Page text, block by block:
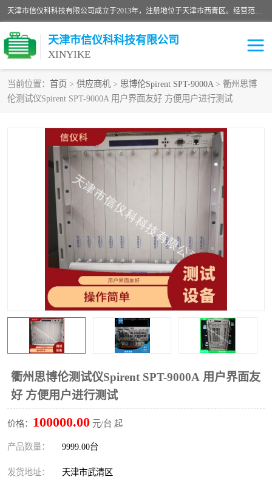
天津市信仪科科技有限公司成立于2013年，注册地位于天津市西青区。经营范围包括计算机软件、电子产品、仪器技术开发、技术转让、技术咨询、技术服务、网络工程、电子监控工程安装等；主要产品有：网络流量测试仪、Ixia XM2、XM12、XGS2、XGS12、400T、1600T、X16网络协议分析仪，Agilent N2X 等等各种型号，欢迎来电咨询。
天津市信仪科科技有限公司
XINYIKE
当前位置： 首页 > 供应商机 > 思博伦Spirent SPT-9000A > 衢州思博
伦测试仪Spirent SPT-9000A 用户界面友好 方便用户进行测试
衢州思博伦测试仪Spirent SPT-9000A 用户界面友
好 方便用户进行测试
价格： 100000.00 元/台 起
产品数量： 9999.00台
发货地址： 天津市武清区
思博伦Spirent C50 思博伦Spirent C1
思博伦Spirent C100 思博伦Spirent N4U
思博伦Spirent N11U 思博伦Spirent SPT-2U
思博伦600B 思博伦SPT-2000A-HS
思博伦Spirent SPT-3U 思博伦TestCenter
发包仪IXIA XGS2 思博伦Spirent SPT-9000A